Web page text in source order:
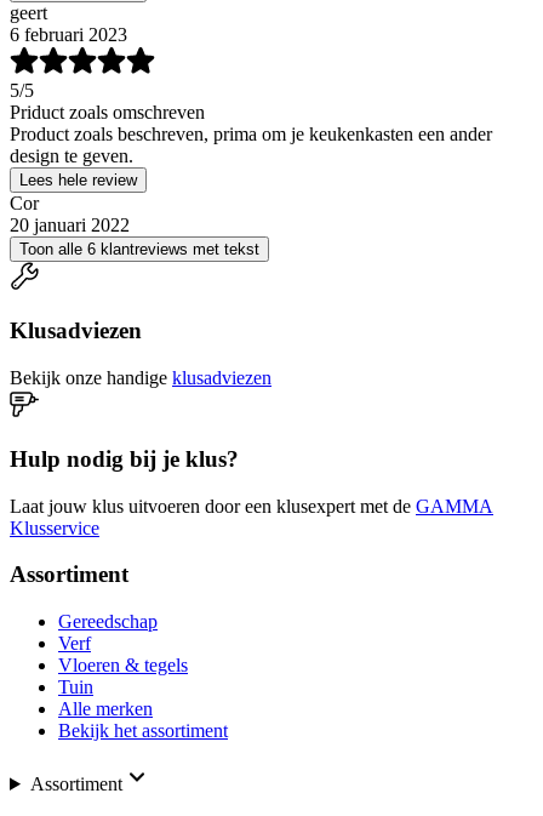
geert
6 februari 2023
5/5
Priduct zoals omschreven
Product zoals beschreven, prima om je keukenkasten een ander
design te geven.
Lees hele review
Cor
20 januari 2022
Toon alle 6 klantreviews met tekst
Klusadviezen
Bekijk onze handige klusadviezen
Hulp nodig bij je klus?
Laat jouw klus uitvoeren door een klusexpert met de GAMMA
Klusservice
Assortiment
Gereedschap
Verf
Vloeren & tegels
Tuin
Alle merken
Bekijk het assortiment
Assortiment